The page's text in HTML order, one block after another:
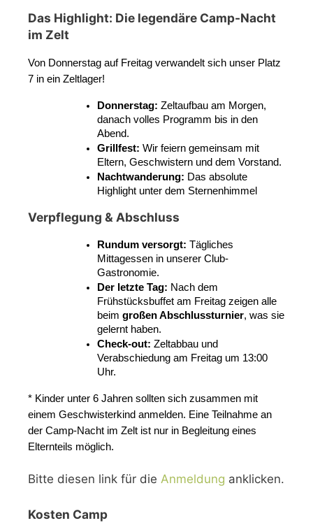
Das Highlight: Die legendäre Camp-Nacht
im Zelt
Von Donnerstag auf Freitag verwandelt sich unser Platz
7 in ein Zeltlager!
Donnerstag: Zeltaufbau am Morgen,
danach volles Programm bis in den
Abend.
Grillfest: Wir feiern gemeinsam mit
Eltern, Geschwistern und dem Vorstand.
Nachtwanderung: Das absolute
Highlight unter dem Sternenhimmel
Verpflegung & Abschluss
Rundum versorgt: Tägliches
Mittagessen in unserer Club-
Gastronomie.
Der letzte Tag: Nach dem
Frühstücksbuffet am Freitag zeigen alle
beim großen Abschlussturnier, was sie
gelernt haben.
Check-out: Zeltabbau und
Verabschiedung am Freitag um 13:00
Uhr.
* Kinder unter 6 Jahren sollten sich zusammen mit
einem Geschwisterkind anmelden. Eine Teilnahme an
der Camp-Nacht im Zelt ist nur in Begleitung eines
Elternteils möglich.
Bitte diesen link für die Anmeldung anklicken.
Kosten Camp